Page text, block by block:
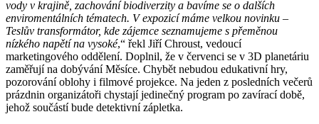
vody v krajině, zachování biodiverzity a bavíme se o dalších
enviromentálních tématech. V expozicí máme velkou novinku –
Teslův transformátor, kde zájemce seznamujeme s přeměnou
nízkého napětí na vysoké,“ řekl Jiří Chroust, vedoucí
marketingového oddělení. Doplnil, že v červenci se v 3D planetáriu
zaměřují na dobývání Měsíce. Chybět nebudou edukativní hry,
pozorování oblohy i filmové projekce. Na jeden z posledních večerů
prázdnin organizátoři chystají jedinečný program po zavírací době,
jehož součástí bude detektivní zápletka.